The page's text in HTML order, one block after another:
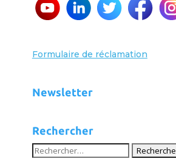
Formulaire de réclamation
Newsletter
Rechercher